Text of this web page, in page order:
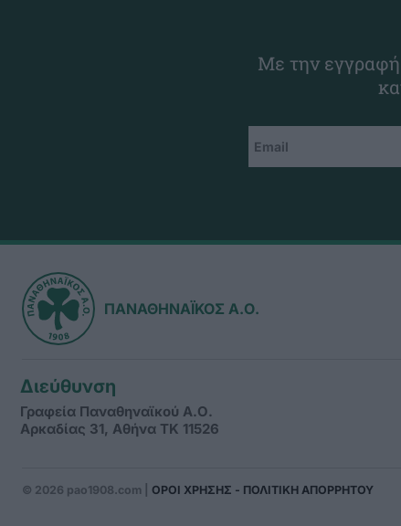
Με την εγγραφή
ΠΑΝΑΘΗΝΑΪΚΟΣ Α.Ο.
Διεύθυνση
Γραφεία Παναθηναϊκού Α.Ο.
Αρκαδίας 31, Αθήνα ΤΚ 11526
© 2026 pao1908.com | ΟΡΟΙ ΧΡΗΣΗΣ - ΠΟΛΙΤΙΚΗ ΑΠΟΡΡΗΤΟΥ